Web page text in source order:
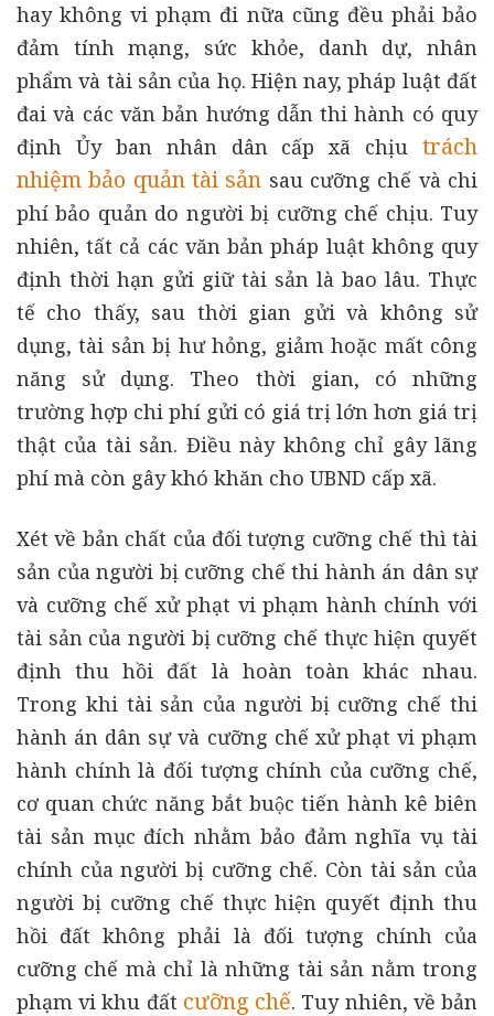
hay không vi phạm đi nữa cũng đều phải bảo
đảm tính mạng, sức khỏe, danh dự, nhân
phẩm và tài sản của họ. Hiện nay, pháp luật đất
đai và các văn bản hướng dẫn thi hành có quy
định Ủy ban nhân dân cấp xã chịu trách
nhiệm bảo quản tài sản sau cưỡng chế và chi
phí bảo quản do người bị cưỡng chế chịu. Tuy
nhiên, tất cả các văn bản pháp luật không quy
định thời hạn gửi giữ tài sản là bao lâu. Thực
tế cho thấy, sau thời gian gửi và không sử
dụng, tài sản bị hư hỏng, giảm hoặc mất công
năng sử dụng. Theo thời gian, có những
trường hợp chi phí gửi có giá trị lớn hơn giá trị
thật của tài sản. Điều này không chỉ gây lãng
phí mà còn gây khó khăn cho UBND cấp xã.
Xét về bản chất của đối tượng cưỡng chế thì tài
sản của người bị cưỡng chế thi hành án dân sự
và cưỡng chế xử phạt vi phạm hành chính với
tài sản của người bị cưỡng chế thực hiện quyết
định thu hồi đất là hoàn toàn khác nhau.
Trong khi tài sản của người bị cưỡng chế thi
hành án dân sự và cưỡng chế xử phạt vi phạm
hành chính là đối tượng chính của cưỡng chế,
cơ quan chức năng bắt buộc tiến hành kê biên
tài sản mục đích nhằm bảo đảm nghĩa vụ tài
chính của người bị cưỡng chế. Còn tài sản của
người bị cưỡng chế thực hiện quyết định thu
hồi đất không phải là đối tượng chính của
cưỡng chế mà chỉ là những tài sản nằm trong
phạm vi khu đất cưỡng chế. Tuy nhiên, về bản